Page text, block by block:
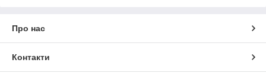
Про нас
Контакти